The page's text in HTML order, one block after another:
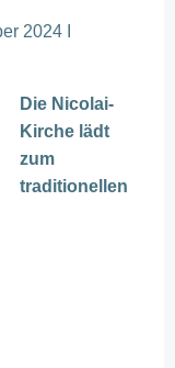
2024 I
Die Nicolai-
Kirche lädt
zum
traditionellen